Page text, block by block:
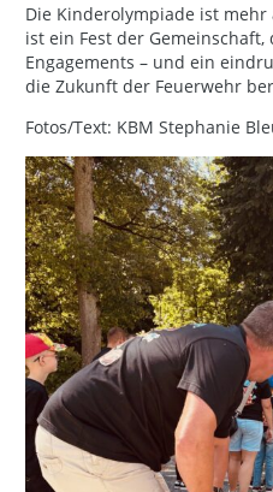
Die Kinderolympiade ist
ist ein Fest der
Engagements – und ein
die Zukunft der Feuerwehr
Fotos/Text: KBM Stephanie